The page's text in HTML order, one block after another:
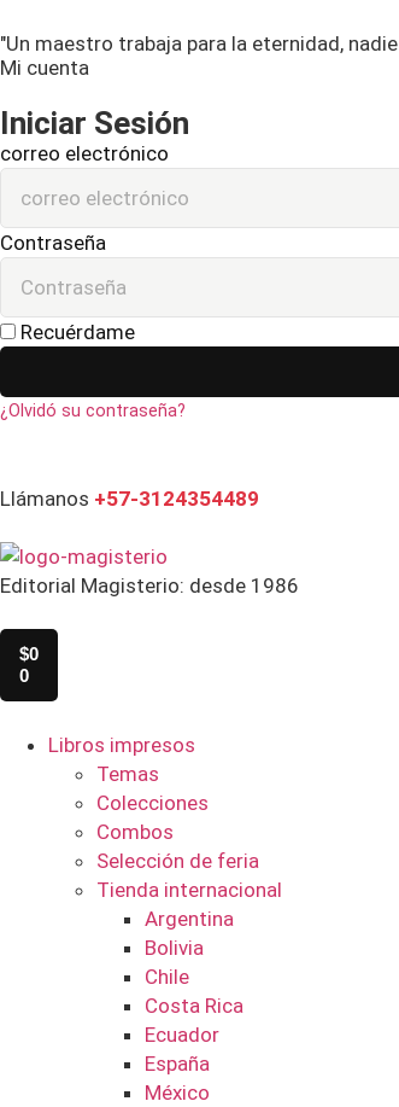
"Un maestro trabaja para la eternidad,
Mi cuenta
Iniciar Sesión
correo electrónico
Contraseña
Recuérdame
¿Olvidó su contraseña?
Llámanos +57-3124354489
Editorial Magisterio: desde 1986
$0
0
Libros impresos
Temas
Colecciones
Combos
Selección de feria
Tienda internacional
Argentina
Bolivia
Chile
Costa Rica
Ecuador
España
México